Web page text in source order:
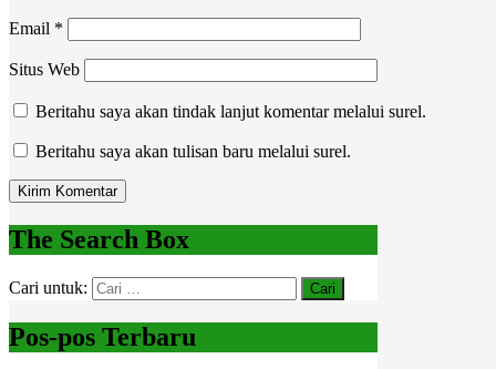
Email *
Situs Web
Beritahu saya akan tindak lanjut komentar melalui surel.
Beritahu saya akan tulisan baru melalui surel.
The Search Box
Cari untuk:
Pos-pos Terbaru